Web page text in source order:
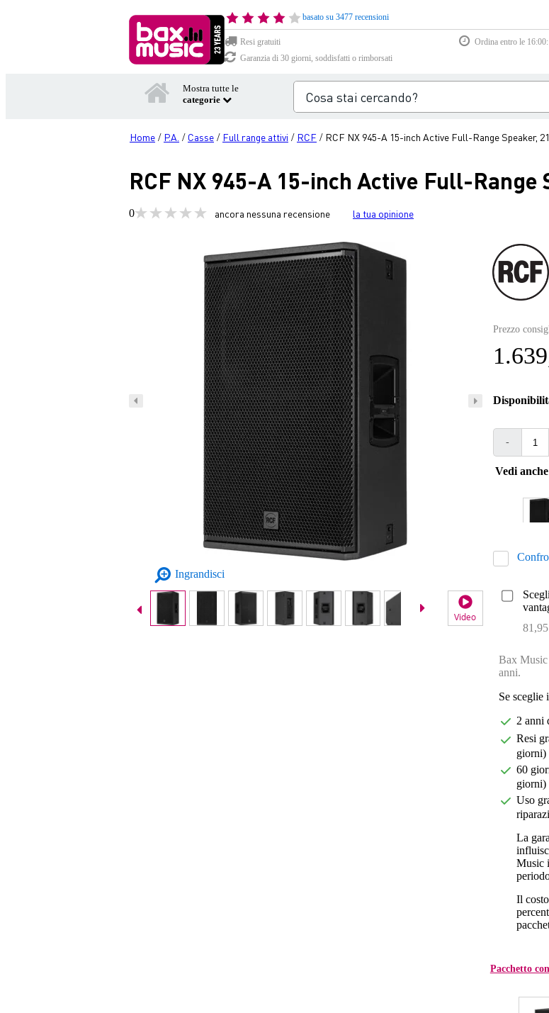
basato su 3477 recensioni
Resi gratuiti
Ordina entro le
Garanzia di 30 giorni, soddisfatti o rimborsati
Mostra tutte le
categorie
Home / P.A. / Casse / Full range attivi / RCF / RCF NX 945-A 15-inch Active Full-Range Speaker,
RCF NX 945-A 15-inch Active Full-Range
0 ancora nessuna recensione la tua opinione
Ingrandisci
Video
Prezzo
-
Vedi
Bax Music
anni.
Se sceglie
2 anni
Resi
giorni)
60
giorni)
Uso
La
Music
Il
Pacchetto